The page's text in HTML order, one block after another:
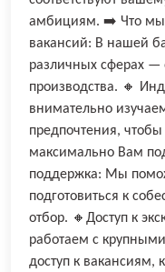
амбициям. ➡️ Что мы
вакансий: В нашей
различных сферах —
производства. 🔸
внимательно
предпочтения,
максимально Вам
поддержка: Мы
подготовиться к
отбор. 🔸Доступ к
работаем с
доступ к вакансиям,